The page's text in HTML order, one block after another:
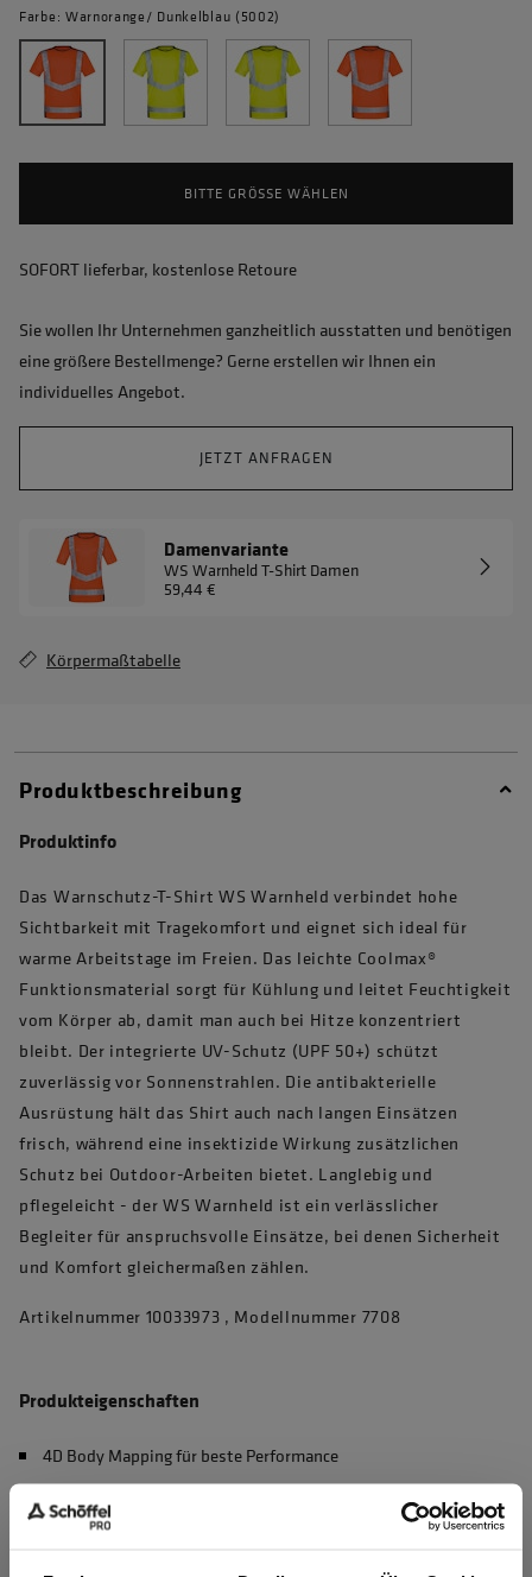
Farbe: Warnorange/ Dunkelblau (5002)
BITTE GRÖSSE WÄHLEN
SOFORT lieferbar, kostenlose Retoure
Sie wollen Ihr Unternehmen ganzheitlich ausstatten und benötigen
eine größere Bestellmenge? Gerne erstellen wir Ihnen ein
individuelles Angebot.
JETZT ANFRAGEN
Damenvariante
WS Warnheld T-Shirt Damen
59,44 €
Körpermaßtabelle
Produktbeschreibung
Produktinfo
Das Warnschutz-T-Shirt WS Warnheld verbindet hohe
Sichtbarkeit mit Tragekomfort und eignet sich ideal für
warme Arbeitstage im Freien. Das leichte Coolmax®
Funktionsmaterial sorgt für Kühlung und leitet Feuchtigkeit
vom Körper ab, damit man auch bei Hitze konzentriert
bleibt. Der integrierte UV-Schutz (UPF 50+) schützt
zuverlässig vor Sonnenstrahlen. Die antibakterielle
Ausrüstung hält das Shirt auch nach langen Einsätzen
frisch, während eine insektizide Wirkung zusätzlichen
Schutz bei Outdoor-Arbeiten bietet. Langlebig und
pflegeleicht - der WS Warnheld ist ein verlässlicher
Begleiter für anspruchsvolle Einsätze, bei denen Sicherheit
und Komfort gleichermaßen zählen.
Artikelnummer 10033973 , Modellnummer 7708
Produkteigenschaften
4D Body Mapping für beste Performance
Waschbar bei 60°C, max. 50 Haushaltswäschen (EN 20471)
UV Schutz nach EN 13758-2, UPF 50+